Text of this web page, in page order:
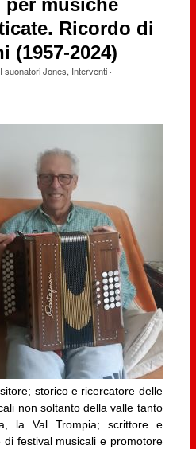
musiche
Ricordo di
(1957-2024)
I suonatori Jones, Interventi·
storico e ricercatore delle
non soltanto della valle tanto
la Val Trompia; scrittore e
di festival musicali e promotore